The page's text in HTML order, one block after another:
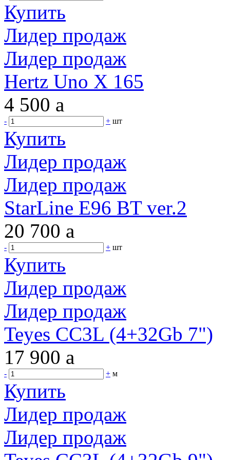
Купить
Лидер продаж
Лидер продаж
Hertz Uno X 165
4 500 a
- + шт
Купить
Лидер продаж
Лидер продаж
StarLine E96 BT ver.2
20 700 a
- + шт
Купить
Лидер продаж
Лидер продаж
Teyes CC3L (4+32Gb 7")
17 900 a
- + м
Купить
Лидер продаж
Лидер продаж